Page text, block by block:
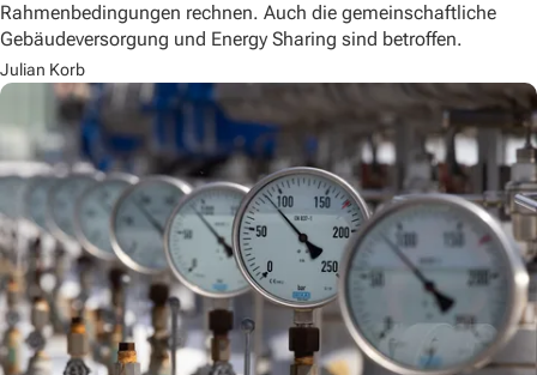
Rahmenbedingungen rechnen. Auch die gemeinschaftliche
Gebäudeversorgung und Energy Sharing sind betroffen.
Julian Korb